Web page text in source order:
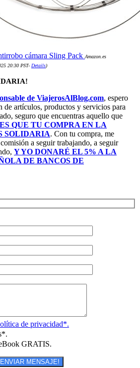
cámara Sling Pack Amazon.es
20:30 PST- Details)
de ViajerosAlBlog.com, espero
de artículos, productos y servicios para
seguro que encuentras aquello que
QUE TU COMPRA EN LA
SOLIDARIA. Con tu compra, me
a seguir trabajando, a seguir
Y YO DONARÉ EL 5% A LA
DE BANCOS DE
de privacidad*.
GRATIS.